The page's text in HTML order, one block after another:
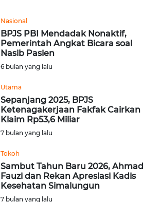
Nasional
BPJS PBI Mendadak Nonaktif,
Pemerintah Angkat Bicara soal
Nasib Pasien
6 bulan yang lalu
Utama
Sepanjang 2025, BPJS
Ketenagakerjaan Fakfak Cairkan
Klaim Rp53,6 Miliar
7 bulan yang lalu
Tokoh
Sambut Tahun Baru 2026, Ahmad
Fauzi dan Rekan Apresiasi Kadis
Kesehatan Simalungun
7 bulan yang lalu